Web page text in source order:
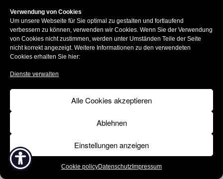
Verwendung von Cookies
Um unsere Webseite für Sie optimal zu gestalten und fortlaufend
verbessern zu können, verwenden wir Cookies. Wenn Sie der Verwendung
von Cookies nicht zustimmen, werden unter Umständen Teile der Seite
nicht korrekt angezeigt. Weitere Informationen zu den verwendeten
Cookies erhalten Sie hier:
Dienste verwalten
Alle Cookies akzeptieren
Ablehnen
Einstellungen anzeigen
Cookie policyDatenschutz Impressum
Impressum
Datenschutz
Social-Media-Datenschutz
Cookie policy (EU)
Barrierefrei
© 2015 –2026 | Modehaus Ingeborg Fladerer